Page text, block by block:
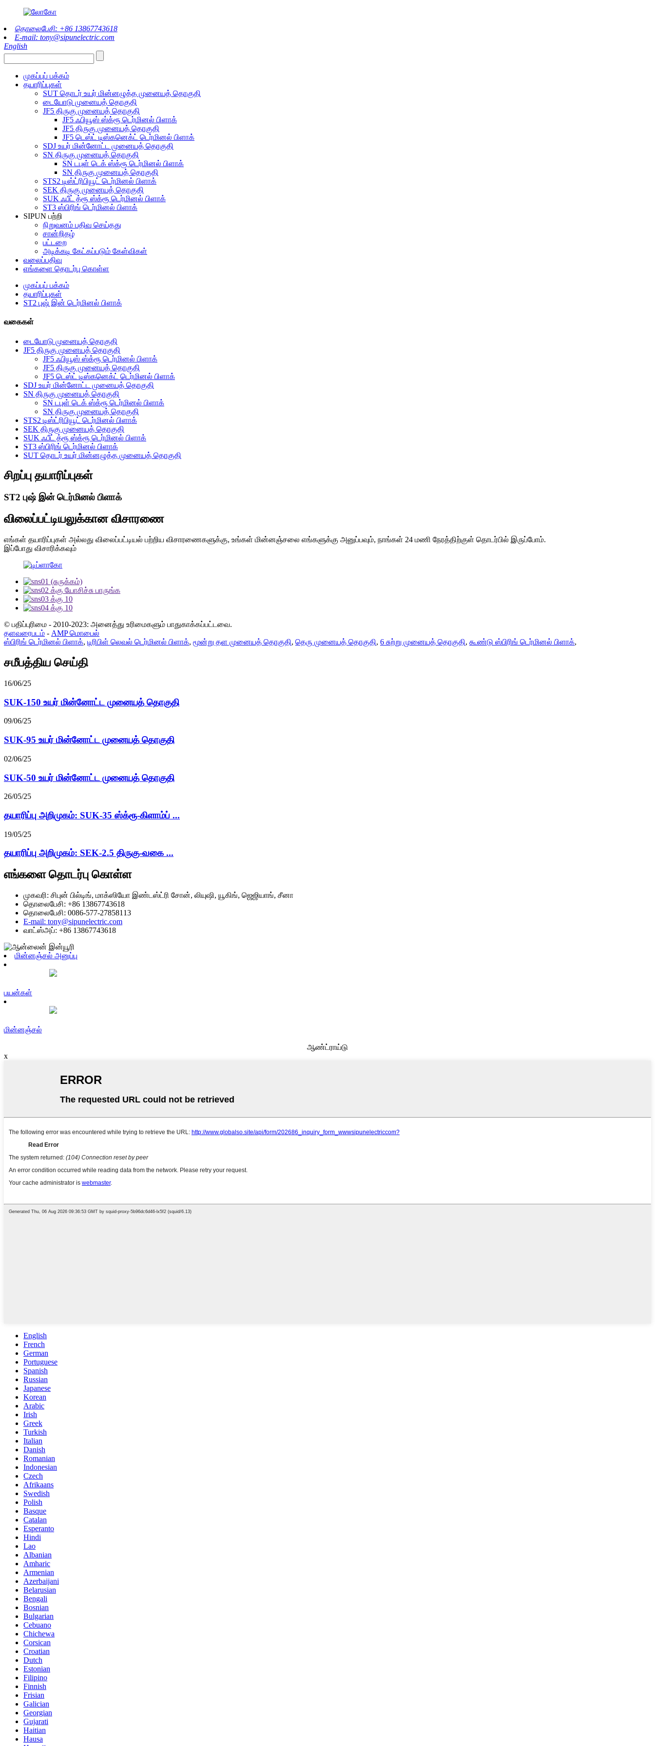
தொலைபேசி: +86 13867743618
E-mail: tony@sipunelectric.com
English
முகப்புப் பக்கம்
தயாரிப்புகள்
SUT தொடர் உயர் மின்னழுத்த முனையத் தொகுதி
டையோடு முனையத் தொகுதி
JF5 திருகு முனையத் தொகுதி
JF5 ஃபியூஸ் ஸ்க்ரூ டெர்மினல் பிளாக்
JF5 திருகு முனையத் தொகுதி
JF5 டெஸ்ட் டிஸ்கனெக்ட் டெர்மினல் பிளாக்
SDJ உயர் மின்னோட்ட முனையத் தொகுதி
SN திருகு முனையத் தொகுதி
SN டபுள் டெக் ஸ்க்ரூ டெர்மினல் பிளாக்
SN திருகு முனையத் தொகுதி
STS2 டிஸ்ட்ரிபியூட் டெர்மினல் பிளாக்
SEK திருகு முனையத் தொகுதி
SUK ஃபீட் த்ரூ ஸ்க்ரூ டெர்மினல் பிளாக்
ST3 ஸ்பிரிங் டெர்மினல் பிளாக்
SIPUN பற்றி
நிறுவனம் பதிவு செய்தது
சான்றிதழ்
பட்டறை
அடிக்கடி கேட்கப்படும் கேள்விகள்
வலைப்பதிவு
எங்களை தொடர்பு கொள்ள
முகப்புப் பக்கம்
தயாரிப்புகள்
ST2 புஷ் இன் டெர்மினல் பிளாக்
வகைகள்
டையோடு முனையத் தொகுதி
JF5 திருகு முனையத் தொகுதி
JF5 ஃபியூஸ் ஸ்க்ரூ டெர்மினல் பிளாக்
JF5 திருகு முனையத் தொகுதி
JF5 டெஸ்ட் டிஸ்கனெக்ட் டெர்மினல் பிளாக்
SDJ உயர் மின்னோட்ட முனையத் தொகுதி
SN திருகு முனையத் தொகுதி
SN டபுள் டெக் ஸ்க்ரூ டெர்மினல் பிளாக்
SN திருகு முனையத் தொகுதி
STS2 டிஸ்ட்ரிபியூட் டெர்மினல் பிளாக்
SEK திருகு முனையத் தொகுதி
SUK ஃபீட் த்ரூ ஸ்க்ரூ டெர்மினல் பிளாக்
ST3 ஸ்பிரிங் டெர்மினல் பிளாக்
SUT தொடர் உயர் மின்னழுத்த முனையத் தொகுதி
சிறப்பு தயாரிப்புகள்
ST2 புஷ் இன் டெர்மினல் பிளாக்
விலைப்பட்டியலுக்கான விசாரணை
எங்கள் தயாரிப்புகள் அல்லது விலைப்பட்டியல் பற்றிய விசாரணைகளுக்கு, உங்கள் மின்னஞ்சலை எங்களுக்கு அனுப்பவும், நாங்கள் 24 மணி நேரத்திற்குள் தொடர்பில் இருப்போம்.
இப்போது விசாரிக்கவும்
© பதிப்புரிமை - 2010-2023: அனைத்து உரிமைகளும் பாதுகாக்கப்பட்டவை.
தளவரைபடம் - AMP மொபைல்
ஸ்பிரிங் டெர்மினல் பிளாக், டிரிபிள் லெவல் டெர்மினல் பிளாக், மூன்று தள முனையத் தொகுதி, தெரு முனையத் தொகுதி, 6 சுற்று முனையத் தொகுதி, கூண்டு ஸ்பிரிங் டெர்மினல் பிளாக்,
சமீபத்திய செய்தி
16/06/25
SUK-150 உயர் மின்னோட்ட முனையத் தொகுதி
09/06/25
SUK-95 உயர் மின்னோட்ட முனையத் தொகுதி
02/06/25
SUK-50 உயர் மின்னோட்ட முனையத் தொகுதி
26/05/25
தயாரிப்பு அறிமுகம்: SUK-35 ஸ்க்ரூ-கிளாம்ப் ...
19/05/25
தயாரிப்பு அறிமுகம்: SEK-2.5 திருகு-வகை ...
எங்களை தொடர்பு கொள்ள
முகவரி: சிபுன் பில்டிங், மாக்ஸியோ இண்டஸ்ட்ரி சோன், லியுஷி, யூகிங், ஜெஜியாங், சீனா
தொலைபேசி: +86 13867743618
தொலைபேசி: 0086-577-27858113
E-mail: tony@sipunelectric.com
வாட்ஸ்அப்: +86 13867743618
மின்னஞ்சல் அனுப்பு
பயன்கள்
மின்னஞ்சல்
ஆண்ட்ராய்டு
x
English
French
German
Portuguese
Spanish
Russian
Japanese
Korean
Arabic
Irish
Greek
Turkish
Italian
Danish
Romanian
Indonesian
Czech
Afrikaans
Swedish
Polish
Basque
Catalan
Esperanto
Hindi
Lao
Albanian
Amharic
Armenian
Azerbaijani
Belarusian
Bengali
Bosnian
Bulgarian
Cebuano
Chichewa
Corsican
Croatian
Dutch
Estonian
Filipino
Finnish
Frisian
Galician
Georgian
Gujarati
Haitian
Hausa